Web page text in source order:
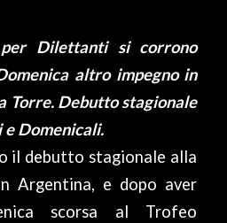
Dilettanti si corrono
altro impegno in
Torre. Debutto stagionale
Domenicali.
il debutto stagionale alla
Argentina, e dopo aver
scorsa al Trofeo